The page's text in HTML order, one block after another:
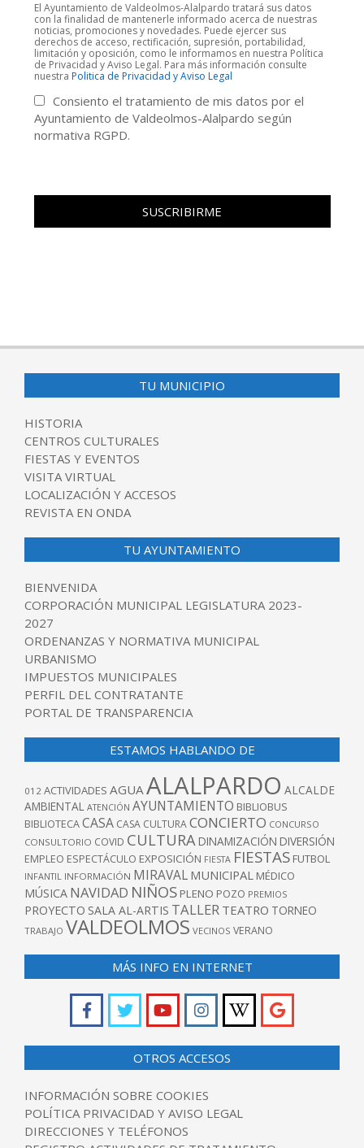
El Ayuntamiento de Valdeolmos-Alalpardo tratará sus datos
con la finalidad de mantenerle informado acerca de nuestras
noticias, promociones y novedades. Puede ejercer sus
derechos de acceso, rectificación, supresión, portabilidad,
limitación y oposición, como le informamos en nuestra Política
de Privacidad y Aviso Legal. Para más información consulte
nuestra Politica de Privacidad y Aviso Legal
Consiento el tratamiento de mis datos por el
Ayuntamiento de Valdeolmos-Alalpardo según
normativa RGPD.
TU MUNICIPIO
HISTORIA
CENTROS CULTURALES
FIESTAS Y EVENTOS
VISITA VIRTUAL
LOCALIZACIÓN Y ACCESOS
REVISTA EN ONDA
TU AYUNTAMIENTO
BIENVENIDA
CORPORACIÓN MUNICIPAL LEGISLATURA 2023-
2027
ORDENANZAS Y NORMATIVA MUNICIPAL
URBANISMO
IMPUESTOS MUNICIPALES
PERFIL DEL CONTRATANTE
PORTAL DE TRANSPARENCIA
ESTAMOS HABLANDO DE
012 ACTIVIDADES AGUAALALPARDO ALCALDE
AMBIENTAL ATENCIÓN AYUNTAMIENTO BIBLIOBUS
BIBLIOTECACASA CASA CULTURACONCIERTO CONCURSO
CONSULTORIO COVID CULTURA DINAMIZACIÓN DIVERSIÓN
EMPLEO ESPECTÁCULO EXPOSICIÓN FIESTA FIESTAS FUTBOL
INFANTIL INFORMACIÓN MIRAVAL MUNICIPAL MÉDICO
MÚSICA NAVIDAD NIÑOS PLENO POZO PREMIOS
PROYECTO SALA AL-ARTIS TALLER TEATRO TORNEO
TRABAJO VALDEOLMOS VECINOS VERANO
MÁS INFO EN INTERNET
OTROS ACCESOS
INFORMACIÓN SOBRE COOKIES
POLÍTICA PRIVACIDAD Y AVISO LEGAL
DIRECCIONES Y TELÉFONOS